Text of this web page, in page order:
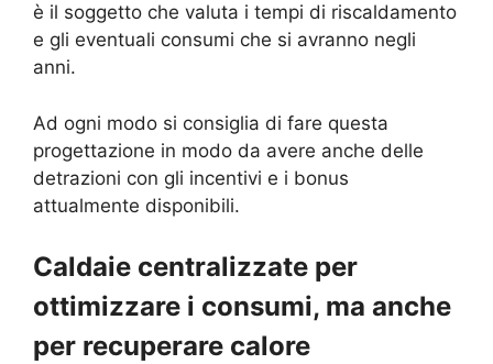
è il soggetto che valuta i tempi di riscaldamento
e gli eventuali consumi che si avranno negli
anni.
Ad ogni modo si consiglia di fare questa
progettazione in modo da avere anche delle
detrazioni con gli incentivi e i bonus
attualmente disponibili.
Caldaie centralizzate per
ottimizzare i consumi, ma anche
per recuperare calore